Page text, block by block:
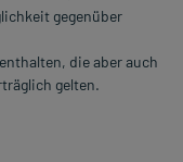
gegenüber
die aber auch
gelten.